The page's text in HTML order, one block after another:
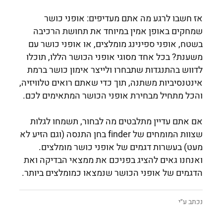
אז חשבו לרגע מה אתם מעדיפים: אופני כושר
שמחקים באופן אמין במיוחד את תחושת הרכיבה
בשטח, אופני ספינינג מומלצים, או אופני כושר עם
משענת? בכל אחד מסוגי אופני הכושר הללו, תוכלו
לדווש בהתנגדות שתבחרו ולייצר אימון כושר ברמת
אינטנסיביות משתנה, תוך כדי שאתם רואים טלוויזיה,
והכל מתחיל מבחירת אופני הכושר המתאימים לכם.
אם אתם עדיין מתלבטים מה לבחור, תשמחו לגלות
שצוות המומחים של finder בחן התנסה (וגם הזיע לא
מעט) בעשרות דגמים של אופני כושר מומלצים.
ואנחנו גאים להציג בפניכם את ממצאי הבדיקה ואת
הדגמים של אופני הכושר שנמצאו כמומלצים ביותר.
נכתב ע״י